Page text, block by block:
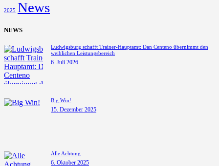
2025 News
NEWS
Ludwigsburg schafft Trainer-Hauptamt: Dan Centeno übernimmt den
weiblichen Leistungsbereich
6. Juli 2026
Big Win!
15. Dezember 2025
Alle Achtung
6. Oktober 2025